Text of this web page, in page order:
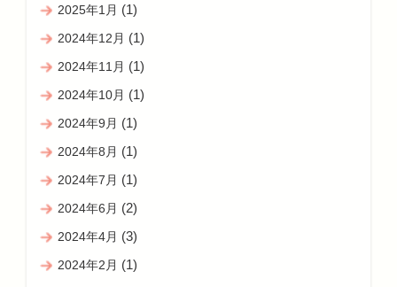
2025年1月 (1)
2024年12月 (1)
2024年11月 (1)
2024年10月 (1)
2024年9月 (1)
2024年8月 (1)
2024年7月 (1)
2024年6月 (2)
2024年4月 (3)
2024年2月 (1)